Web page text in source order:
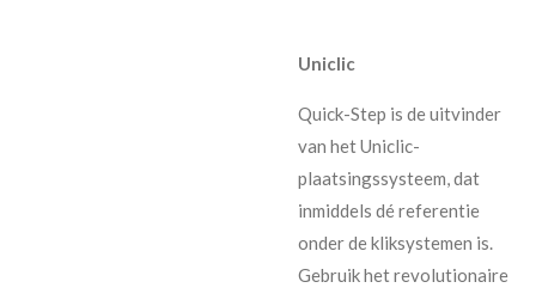
Uniclic
Quick-Step is de uitvinder
van het Uniclic-
plaatsingssysteem, dat
inmiddels dé referentie
onder de kliksystemen is.
Gebruik het revolutionaire